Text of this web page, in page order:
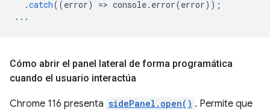
.catch((error) => console. error(error));
...
Cómo abrir el panel lateral de forma programática
cuando el usuario interactúa
Chrome 116 presenta sidePanel.open() . Permite que